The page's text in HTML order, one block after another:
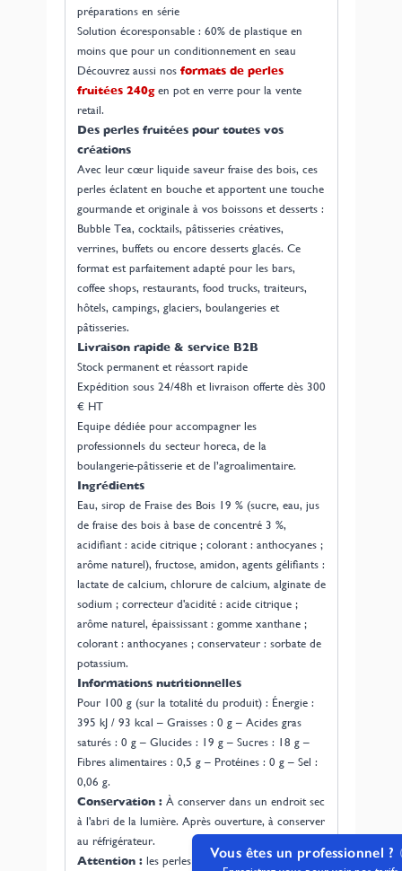
Vous êtes un professionnel ?
préparations en série
Solution écoresponsable : 60% de plastique en
moins que pour un conditionnement en seau
Découvrez aussi nos formats de perles
fruitées 240gen pot en verre pour la vente
retail.
Des perles fruitées pour toutes vos
créations
Avec leur cœur liquide saveur fraise des bois, ces
perles éclatent en bouche et apportent une touche
gourmande et originale à vos boissons et desserts :
Bubble Tea, cocktails, pâtisseries créatives,
verrines, buffets ou encore desserts glacés. Ce
format est parfaitement adapté pour les bars,
coffee shops, restaurants, food trucks, traiteurs,
hôtels, campings, glaciers, boulangeries et
pâtisseries.
Livraison rapide & service B2B
Stock permanent et réassort rapide
Expédition sous 24/48h et livraison offerte dès 300
€ HT
Equipe dédiée pour accompagner les
professionnels du secteur horeca, de la
boulangerie-pâtisserie et de l’agroalimentaire.
Ingrédients
Eau, sirop de Fraise des Bois 19 % (sucre, eau, jus
de fraise des bois à base de concentré 3 %,
acidifiant : acide citrique ; colorant : anthocyanes ;
arôme naturel), fructose, amidon, agents gélifiants :
lactate de calcium, chlorure de calcium, alginate de
sodium ; correcteur d'acidité : acide citrique ;
arôme naturel, épaississant : gomme xanthane ;
colorant : anthocyanes ; conservateur : sorbate de
potassium.
Informations nutritionnelles
Pour 100 g (sur la totalité du produit) : Énergie :
395 kJ / 93 kcal – Graisses : 0 g – Acides gras
saturés : 0 g – Glucides : 19 g – Sucres : 18 g –
Fibres alimentaires : 0,5 g – Protéines : 0 g – Sel :
0,06 g.
Conservation :À conserver dans un endroit sec
à l'abri de la lumière. Après ouverture, à conserver
au réfrigérateur.
Attention :les perles fruitées, à cause de leur